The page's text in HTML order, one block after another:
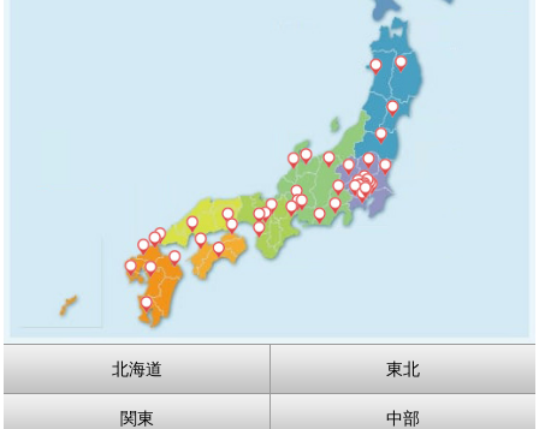
北海道 東北
関東 中部